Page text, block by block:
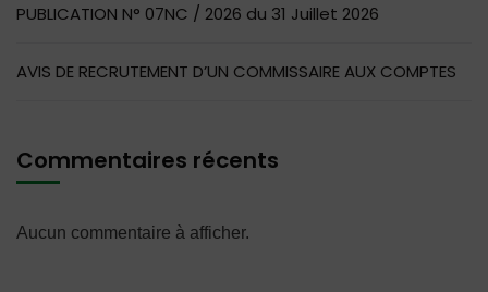
PUBLICATION N° 07NC / 2026 du 31 Juillet 2026
AVIS DE RECRUTEMENT D’UN COMMISSAIRE AUX COMPTES
Commentaires récents
Aucun commentaire à afficher.